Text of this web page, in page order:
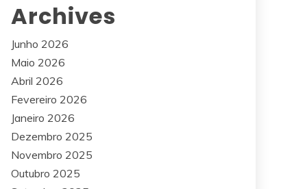
Archives
Junho 2026
Maio 2026
Abril 2026
Fevereiro 2026
Janeiro 2026
Dezembro 2025
Novembro 2025
Outubro 2025